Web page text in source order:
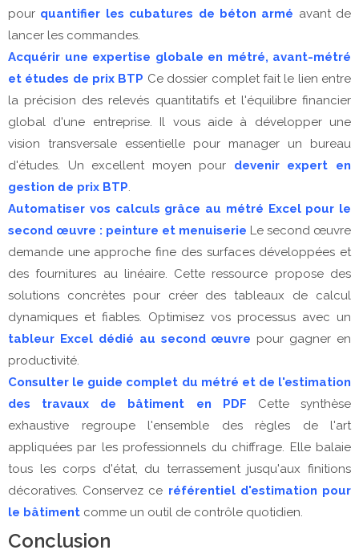
pour quantifier les cubatures de béton armé avant de
lancer les commandes.
Acquérir une expertise globale en métré, avant-métré
et études de prix BTP Ce dossier complet fait le lien entre
la précision des relevés quantitatifs et l'équilibre financier
global d'une entreprise. Il vous aide à développer une
vision transversale essentielle pour manager un bureau
d'études. Un excellent moyen pour devenir expert en
gestion de prix BTP.
Automatiser vos calculs grâce au métré Excel pour le
second œuvre : peinture et menuiserie Le second œuvre
demande une approche fine des surfaces développées et
des fournitures au linéaire. Cette ressource propose des
solutions concrètes pour créer des tableaux de calcul
dynamiques et fiables. Optimisez vos processus avec un
tableur Excel dédié au second œuvre pour gagner en
productivité.
Consulter le guide complet du métré et de l'estimation
des travaux de bâtiment en PDF Cette synthèse
exhaustive regroupe l'ensemble des règles de l'art
appliquées par les professionnels du chiffrage. Elle balaie
tous les corps d'état, du terrassement jusqu'aux finitions
décoratives. Conservez ce référentiel d'estimation pour
le bâtiment comme un outil de contrôle quotidien.
Conclusion